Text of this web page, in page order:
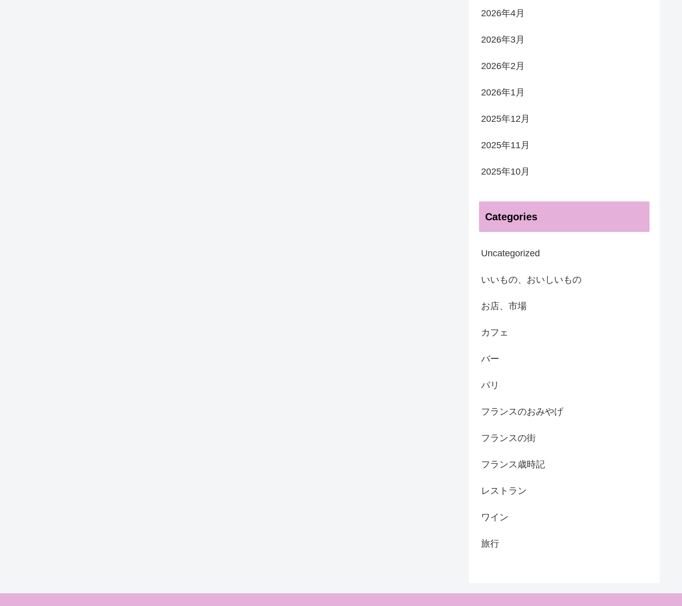
2026年4月
2026年3月
2026年2月
2026年1月
2025年12月
2025年11月
2025年10月
Categories
Uncategorized
いいもの、おいしいもの
お店、市場
カフェ
バー
パリ
フランスのおみやげ
フランスの街
フランス歳時記
レストラン
ワイン
旅行